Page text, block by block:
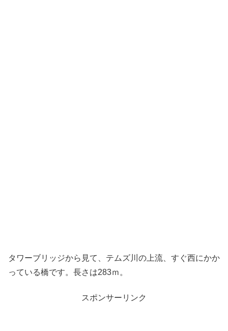
タワーブリッジから見て、テムズ川の上流、すぐ西にかか
っている橋です。長さは283ｍ。
スポンサーリンク